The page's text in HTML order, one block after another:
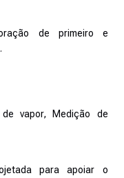
de primeiro e
vapor, Medição de
para apoiar o